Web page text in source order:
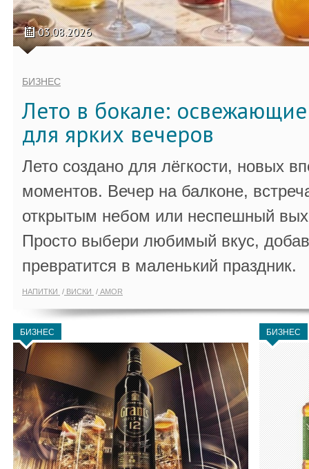
03.08.2026
БИЗНЕС
Лето в бокале:
для ярких вечеров
Лето создано для лёгкости, новых
моментов. Вечер на балконе,
открытым небом или неспешный
Просто выбери любимый вкус,
превратится в маленький праздник.
НАПИТКИ ВИСКИ AMOR
БИЗНЕС БИЗНЕС